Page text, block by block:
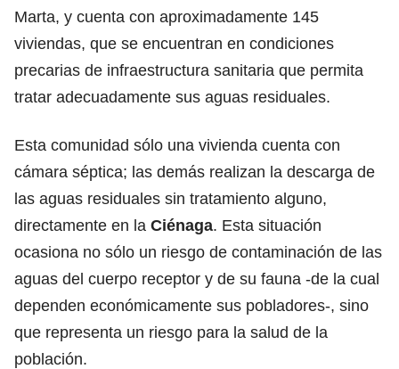
Marta, y cuenta con aproximadamente 145
viviendas, que se encuentran en condiciones
precarias de infraestructura sanitaria que permita
tratar adecuadamente sus aguas residuales.
Esta comunidad sólo una vivienda cuenta con
cámara séptica; las demás realizan la descarga de
las aguas residuales sin tratamiento alguno,
directamente en la Ciénaga. Esta situación
ocasiona no sólo un riesgo de contaminación de las
aguas del cuerpo receptor y de su fauna -de la cual
dependen económicamente sus pobladores-, sino
que representa un riesgo para la salud de la
población.